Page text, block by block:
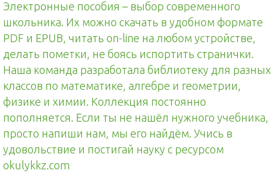
Электронные пособия – выбор современного
школьника. Их можно скачать в удобном формате
PDF и EPUB, читать on-line на любом устройстве,
делать пометки, не боясь испортить странички.
Наша команда разработала библиотеку для разных
классов по математике, алгебре и геометрии,
физике и химии. Коллекция постоянно
пополняется. Если ты не нашёл нужного учебника,
просто напиши нам, мы его найдём. Учись в
удовольствие и постигай науку с ресурсом
okulykkz.com